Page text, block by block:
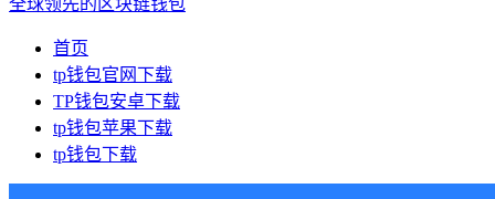
首页
tp钱包官网下载
TP钱包安卓下载
tp钱包苹果下载
tp钱包下载